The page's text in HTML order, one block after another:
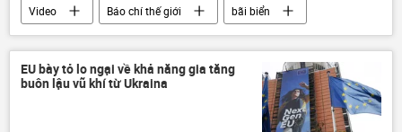
Video Báo chí thế giới
bãi biển
mạng xã hội
EU bày tỏ lo ngại về khả năng gia tăng
buôn lậu vũ khí từ Ukraina